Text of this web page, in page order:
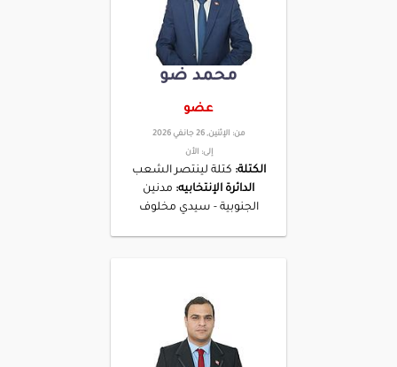
محمد ضو
عضو
من: الإثنين, 26 جانفي 2026
إلى: الأن
الكتلة: كتلة لينتصر الشعب
الدائرة الإنتخابيه: مدنين
الجنوبية - سيدي مخلوف